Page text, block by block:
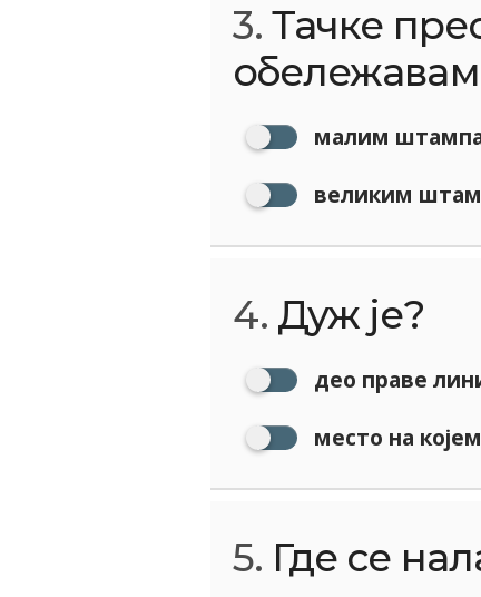
3. Тачке
малим
великим
4. Дуж је?
део праве
место на
5. Где се